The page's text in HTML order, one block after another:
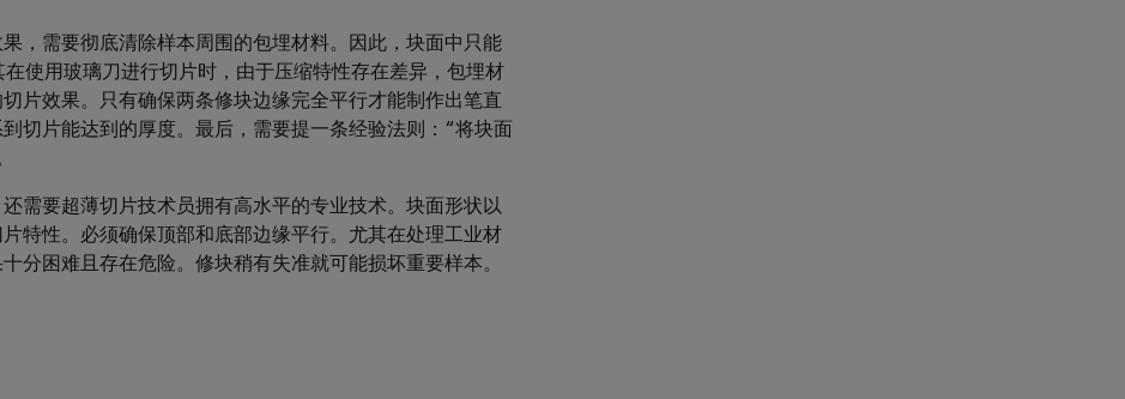
，需要彻底清除样本周围的包埋材料。因此，块面中只能
使用玻璃刀进行切片时，由于压缩特性存在差异，包埋材
片效果。只有确保两条修块边缘完全平行才能制作出笔直
切片能达到的厚度。最后，需要提一条经验法则：“将块面
需要超薄切片技术员拥有高水平的专业技术。块面形状以
特性。必须确保顶部和底部边缘平行。尤其在处理工业材
分困难且存在危险。修块稍有失准就可能损坏重要样本。